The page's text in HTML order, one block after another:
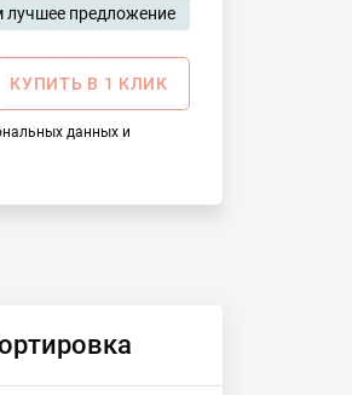
лучшее предложение
КУПИТЬ В 1 КЛИК
данных и